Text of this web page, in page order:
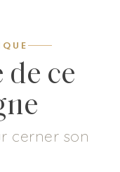
ce
cerner son